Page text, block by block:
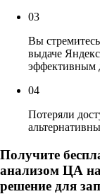
03
Вы
выдаче
эффективным
04
Потеряли
Получите
анализом ЦА на
решение для